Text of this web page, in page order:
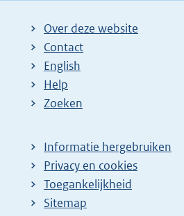
Over deze website
Contact
English
Help
Zoeken
Informatie hergebruiken
Privacy en cookies
Toegankelijkheid
Sitemap